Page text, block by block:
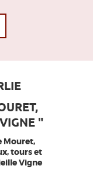
"
Mouret,
tours et
Vigne